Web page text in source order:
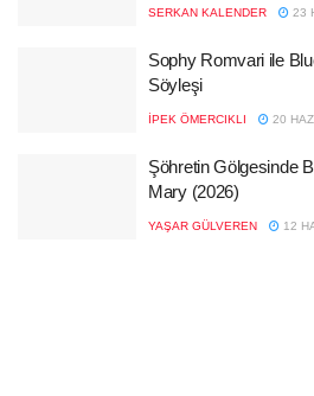
SERKAN KALENDER 23
Sophy Romvari ile
Söyleşi
İPEK ÖMERCIKLI 20
Şöhretin Gölgesinde
Mary (2026)
YAŞAR GÜLVEREN 12